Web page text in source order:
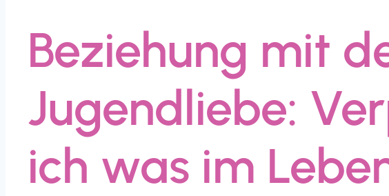
Beziehung mit
Jugendliebe:
ich was im